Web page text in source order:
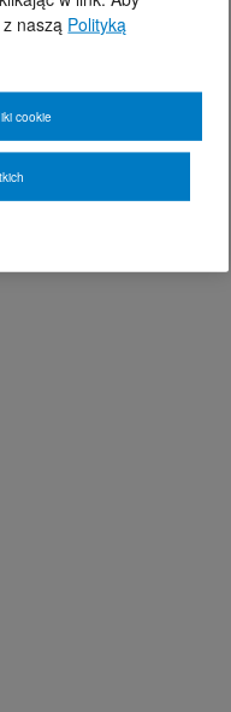
naszą Polityką
cookie